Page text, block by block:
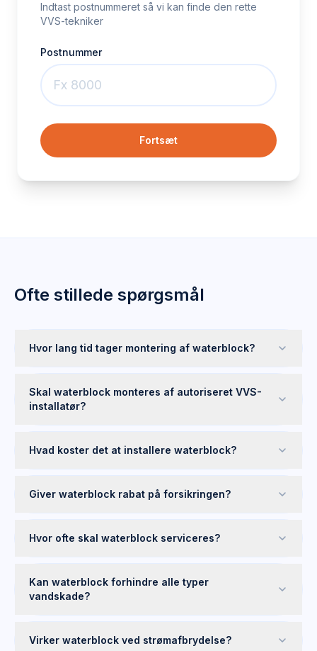
Indtast postnummeret så vi kan finde den rette
VVS-tekniker
Postnummer
Fortsæt
Ofte stillede spørgsmål
Hvor lang tid tager montering af waterblock?
Skal waterblock monteres af autoriseret VVS-
installatør?
Hvad koster det at installere waterblock?
Giver waterblock rabat på forsikringen?
Hvor ofte skal waterblock serviceres?
Kan waterblock forhindre alle typer
vandskade?
Virker waterblock ved strømafbrydelse?